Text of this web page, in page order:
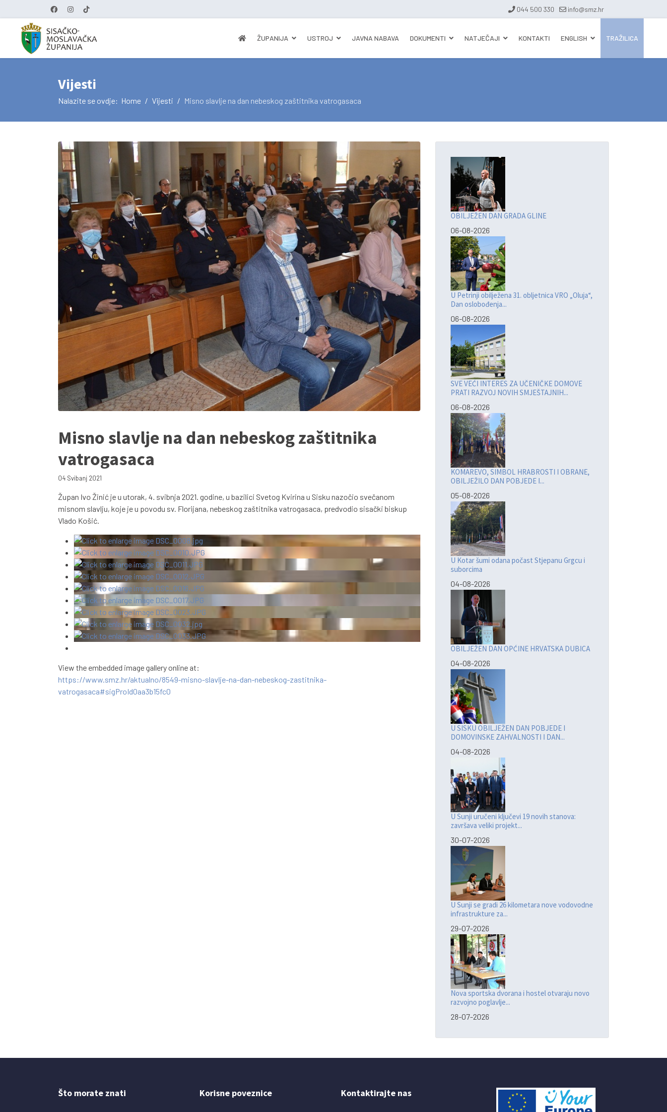
044 500 330 info@smz.hr
ŽUPANIJA USTROJ JAVNA NABAVA DOKUMENTI NATJEČAJI KONTAKTI ENGLISH TRAŽILICA
Vijesti
Nalazite se ovdje: Home Vijesti Misno slavlje na dan nebeskog zaštitnika vatrogasaca
Misno slavlje na dan nebeskog zaštitnika
vatrogasaca
04 Svibanj 2021
Župan Ivo Žinić je u utorak, 4. svibnja 2021. godine, u bazilici Svetog Kvirina u Sisku nazočio svečanom
misnom slavlju, koje je u povodu sv. Florijana, nebeskog zaštitnika vatrogasaca, predvodio sisački biskup
Vlado Košić.
View the embedded image gallery online at:
https://www.smz.hr/aktualno/8549-misno-slavlje-na-dan-nebeskog-zastitnika-
vatrogasaca#sigProId0aa3b15fc0
OBILJEŽEN DAN GRADA GLINE
06-08-2026
U Petrinji obilježena 31. obljetnica VRO „Oluja“,
Dan oslobođenja...
06-08-2026
SVE VEĆI INTERES ZA UČENIČKE DOMOVE
PRATI RAZVOJ NOVIH SMJEŠTAJNIH...
06-08-2026
KOMAREVO, SIMBOL HRABROSTI I OBRANE,
OBILJEŽILO DAN POBJEDE I...
05-08-2026
U Kotar šumi odana počast Stjepanu Grgcu i
suborcima
04-08-2026
OBILJEŽEN DAN OPĆINE HRVATSKA DUBICA
04-08-2026
U SISKU OBILJEŽEN DAN POBJEDE I
DOMOVINSKE ZAHVALNOSTI I DAN...
04-08-2026
U Sunji uručeni ključevi 19 novih stanova:
završava veliki projekt...
30-07-2026
U Sunji se gradi 26 kilometara nove vodovodne
infrastrukture za...
29-07-2026
Nova sportska dvorana i hostel otvaraju novo
razvojno poglavlje...
28-07-2026
Što morate znati Korisne poveznice Kontaktirajte nas